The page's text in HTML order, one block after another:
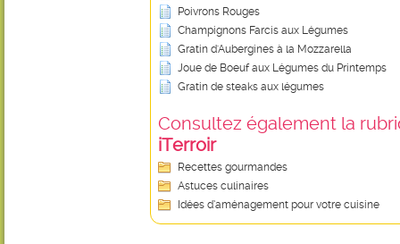
Poivrons Rouges
Champignons Farcis aux Légumes
Gratin d'Aubergines à la Mozzarella
Joue de Boeuf aux Légumes du Printemps
Gratin de steaks aux légumes
Consultez également la
iTerroir
Recettes gourmandes
Astuces culinaires
Idées d’aménagement pour votre cuisine